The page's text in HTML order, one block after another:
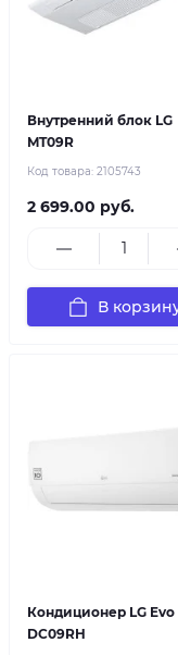
Внутренний блок LG
MT09R
Код товара: 2105743
2 699.00 руб.
В
Кондиционер LG Evo
DC09RH